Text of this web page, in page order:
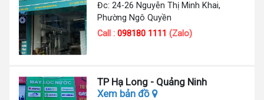
Đc: 24-26 Nguyễn Thị Minh Khai,
Phường Ngô Quyền
Call :098180 1111 (Zalo)
TP Hạ Long - Quảng Ninh
Xem bản đồ